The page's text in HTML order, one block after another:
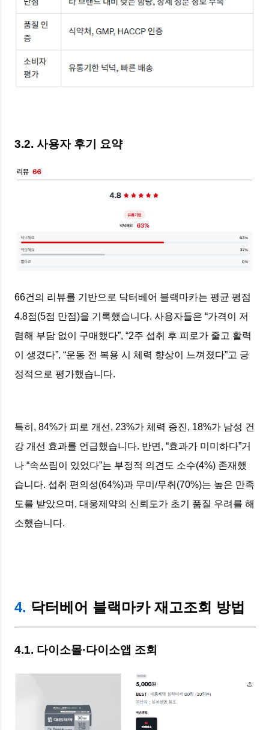
3.2. 사용자 후기 요약
66건의 리뷰를 기반으로 닥터베어 블랙마카는 평균 평점
4.8점(5점 만점)을 기록했습니다. 사용자들은 “가격이 저
렴해 부담 없이 구매했다”, “2주 섭취 후 피로가 줄고 활력
이 생겼다”, “운동 전 복용 시 체력 향상이 느껴졌다”고 긍
정적으로 평가했습니다.
특히, 84%가 피로 개선, 23%가 체력 증진, 18%가 남성 건
강 개선 효과를 언급했습니다. 반면, “효과가 미미하다”거
나 “속쓰림이 있었다”는 부정적 의견도 소수(4%) 존재했
습니다. 섭취 편의성(64%)과 무미/무취(70%)는 높은 만족
도를 받았으며, 대웅제약의 신뢰도가 초기 품질 우려를 해
소했습니다.
4. 닥터베어 블랙마카 재고조회 방법
4.1. 다이소몰·다이소앱 조회